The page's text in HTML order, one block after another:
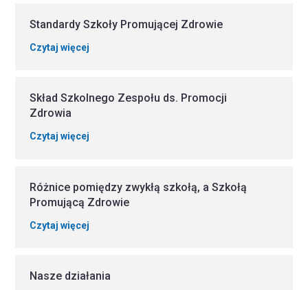
Standardy Szkoły Promującej Zdrowie
Czytaj więcej
Skład Szkolnego Zespołu ds. Promocji
Zdrowia
Czytaj więcej
Różnice pomiędzy zwykłą szkołą, a Szkołą
Promującą Zdrowie
Czytaj więcej
Nasze działania